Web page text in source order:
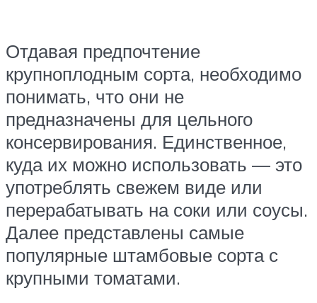
Отдавая предпочтение
крупноплодным сорта, необходимо
понимать, что они не
предназначены для цельного
консервирования. Единственное,
куда их можно использовать — это
употреблять свежем виде или
перерабатывать на соки или соусы.
Далее представлены самые
популярные штамбовые сорта с
крупными томатами.